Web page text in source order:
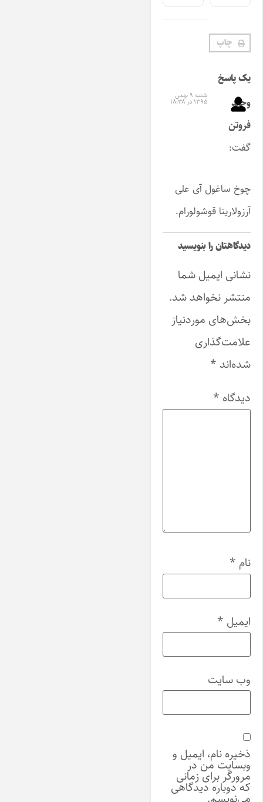
چاپ
یک پاسخ
وحید
فروتن
گفت:
شنبه ۹ بهمن
۱۳۹۵ در ۱۸:۳۸
چوخ ساغول آی علی
آرزولارینا قوشولورام.
دیدگاهتان را بنویسید
نشانی ایمیل شما
منتشر نخواهد شد.
بخش‌های موردنیاز
علامت‌گذاری
شده‌اند *
دیدگاه *
نام *
ایمیل *
وب‌ سایت
ذخیره نام، ایمیل و
وبسایت من در
مرورگر برای زمانی
که دوباره دیدگاهی